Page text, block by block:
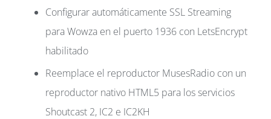
Configurar automáticamente SSL Streaming
para Wowza en el puerto 1936 con LetsEncrypt
habilitado
Reemplace el reproductor MusesRadio con un
reproductor nativo HTML5 para los servicios
Shoutcast 2, IC2 e IC2KH